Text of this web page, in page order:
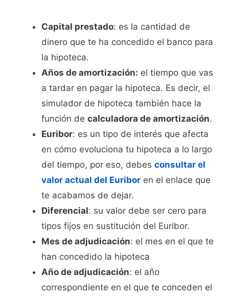
Capital prestado: es la cantidad de
dinero que te ha concedido el banco para
la hipoteca.
Años de amortización: el tiempo que vas
a tardar en pagar la hipoteca. Es decir, el
simulador de hipoteca también hace la
función de calculadora de amortización.
Euribor: es un tipo de interés que afecta
en cómo evoluciona tu hipoteca a lo largo
del tiempo, por eso, debes consultar el
valor actual del Euribor en el enlace que
te acabamos de dejar.
Diferencial: su valor debe ser cero para
tipos fijos en sustitución del Euribor.
Mes de adjudicación: el mes en el que te
han concedido la hipoteca
Año de adjudicación: el año
correspondiente en el que te conceden el